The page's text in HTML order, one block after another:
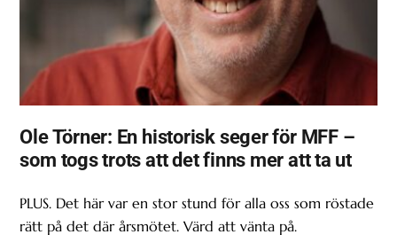
Ole Törner: En historisk seger för MFF –
som togs trots att det finns mer att ta ut
PLUS. Det här var en stor stund för alla oss som röstade
rätt på det där årsmötet. Värd att vänta på.